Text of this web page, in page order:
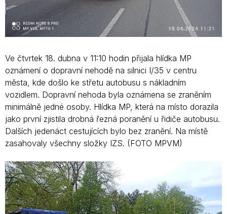
Ve čtvrtek 18. dubna v 11:10 hodin přijala hlídka MP
oznámení o dopravní nehodě na silnici I/35 v centru
města, kde došlo ke střetu autobusu s nákladním
vozidlem. Dopravní nehoda byla oznámena se zraněním
minimálně jedné osoby. Hlídka MP, která na místo dorazila
jako první zjistila drobná řezná poranění u řidiče autobusu.
Dalších jedenáct cestujících bylo bez zranění. Na místě
zasahovaly všechny složky IZS. (FOTO MPVM)